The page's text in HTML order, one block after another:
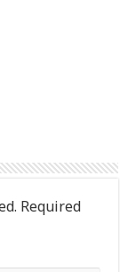
Required